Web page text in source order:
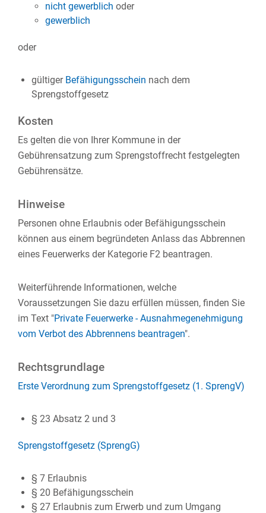
nicht gewerblich oder
gewerblich
oder
gültiger Befähigungsschein nach dem
Sprengstoffgesetz
Kosten
Es gelten die von Ihrer Kommune in der
Gebührensatzung zum Sprengstoffrecht festgelegten
Gebührensätze.
Hinweise
Personen ohne Erlaubnis oder Befähigungsschein
können aus einem begründeten Anlass das Abbrennen
eines Feuerwerks der Kategorie F2 beantragen.
Weiterführende Informationen, welche
Voraussetzungen Sie dazu erfüllen müssen, finden Sie
im Text "Private Feuerwerke - Ausnahmegenehmigung
vom Verbot des Abbrennens beantragen".
Rechtsgrundlage
Erste Verordnung zum Sprengstoffgesetz (1. SprengV)
§ 23 Absatz 2 und 3
Sprengstoffgesetz (SprengG)
§ 7 Erlaubnis
§ 20 Befähigungsschein
§ 27 Erlaubnis zum Erwerb und zum Umgang